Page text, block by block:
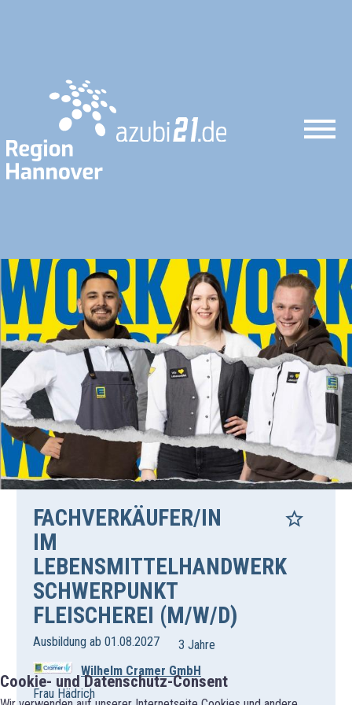
Cookie- und Datenschutz-Consent
FACHVERKÄUFER/IN
IM
LEBENSMITTELHANDWERK
SCHWERPUNKT
FLEISCHEREI (M/W/D)
Ausbildung ab 01.08.2027
3 Jahre
Wilhelm Cramer GmbH
Frau Hädrich